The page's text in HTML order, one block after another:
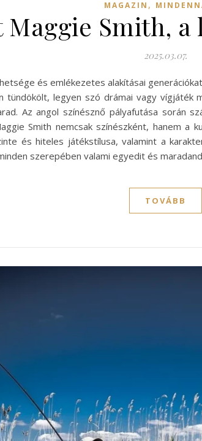
MAGAZIN ,
Smith, a
2025.03.07.
és emlékezetes alakításai
legyen szó drámai vagy vígjáték
Az angol színésznő pályafutása során
Smith nemcsak színészként, hanem a
és hiteles játékstílusa, valamint a
szerepében valami egyedit és
TOVÁBB